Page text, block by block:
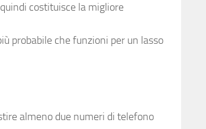
costituisce la migliore
probabile che funzioni per un lasso
almeno due numeri di telefono